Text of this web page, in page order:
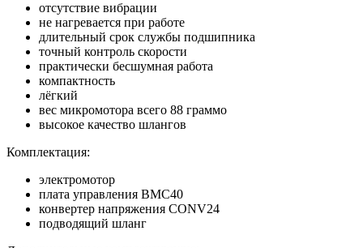
отсутствие вибрации
не нагревается при работе
длительный срок службы подшипника
точный контроль скорости
практически бесшумная работа
компактность
лёгкий
вес микромотора всего 88 граммо
высокое качество шлангов
Комплектация:
электромотор
плата управления BMC40
конвертер напряжения CONV24
подводящий шланг